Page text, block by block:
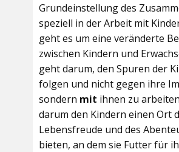
Grundeinstellung des
speziell in der Arbeit mit
geht es um eine veränderte
zwischen Kindern und
geht darum, den Spuren der
folgen und nicht gegen ihre
sondern mit ihnen zu
darum den Kindern einen Ort
Lebensfreude und des
bieten, an dem sie Futter für